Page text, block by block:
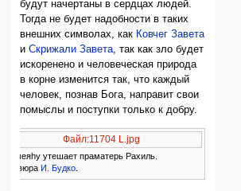
будут начертаны в сердцах людей.
Тогда не будет надобности в таких
внешних символах, как Ковчег Завета
иСкрижали Завета, так как зло будет
искоренено и человеческая природа
в корне изменится так, что каждый
человек, познав Бога, направит свои
помыслы и поступки только к добру.
Файл:11704 L.jpg
Ирмеяhу утешает праматерь Рахиль.
Гравюра И. Будко.